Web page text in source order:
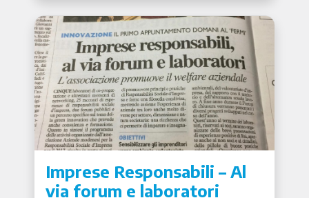
Imprese Responsabili – Al
via forum e laboratori